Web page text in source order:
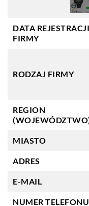
DATA REJESTRACJI
FIRMY
RODZAJ FIRMY
REGION
MIASTO
ADRES
E-MAIL
NUMER TELEFONU